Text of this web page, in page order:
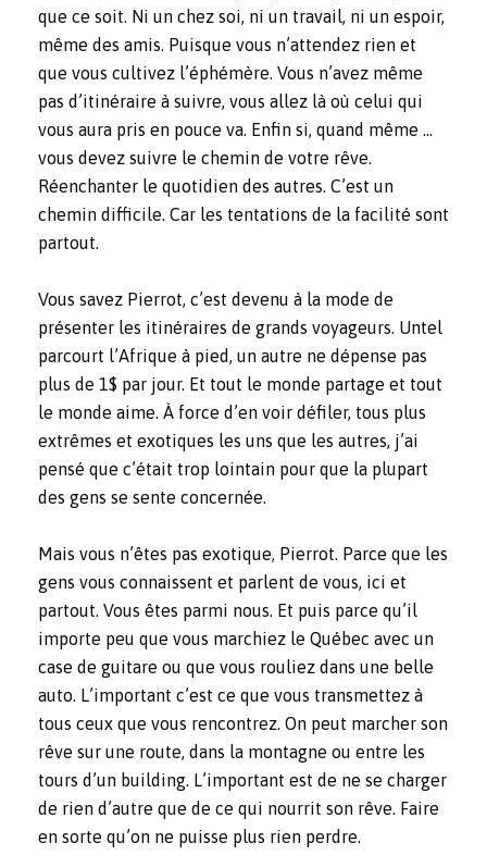
que ce soit. Ni un chez soi, ni un travail, ni un espoir,
même des amis. Puisque vous n’attendez rien et
que vous cultivez l’éphémère. Vous n’avez même
pas d’itinéraire à suivre, vous allez là où celui qui
vous aura pris en pouce va. Enfin si, quand même …
vous devez suivre le chemin de votre rêve.
Réenchanter le quotidien des autres. C’est un
chemin difficile. Car les tentations de la facilité sont
partout.
Vous savez Pierrot, c’est devenu à la mode de
présenter les itinéraires de grands voyageurs. Untel
parcourt l’Afrique à pied, un autre ne dépense pas
plus de 1$ par jour. Et tout le monde partage et tout
le monde aime. À force d’en voir défiler, tous plus
extrêmes et exotiques les uns que les autres, j’ai
pensé que c’était trop lointain pour que la plupart
des gens se sente concernée.
Mais vous n’êtes pas exotique, Pierrot. Parce que les
gens vous connaissent et parlent de vous, ici et
partout. Vous êtes parmi nous. Et puis parce qu’il
importe peu que vous marchiez le Québec avec un
case de guitare ou que vous rouliez dans une belle
auto. L’important c’est ce que vous transmettez à
tous ceux que vous rencontrez. On peut marcher son
rêve sur une route, dans la montagne ou entre les
tours d’un building. L’important est de ne se charger
de rien d’autre que de ce qui nourrit son rêve. Faire
en sorte qu’on ne puisse plus rien perdre.